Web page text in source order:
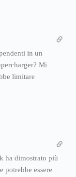
in un
Mi
limitare
ha dimostrato più
potrebbe essere